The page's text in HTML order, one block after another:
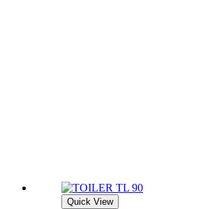
Quick View